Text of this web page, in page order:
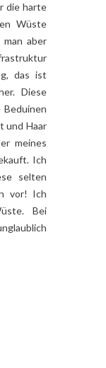
die harte
Wüste
man aber
das ist
Diese
und Haar
meines
Ich
selten
vor! Ich
Bei